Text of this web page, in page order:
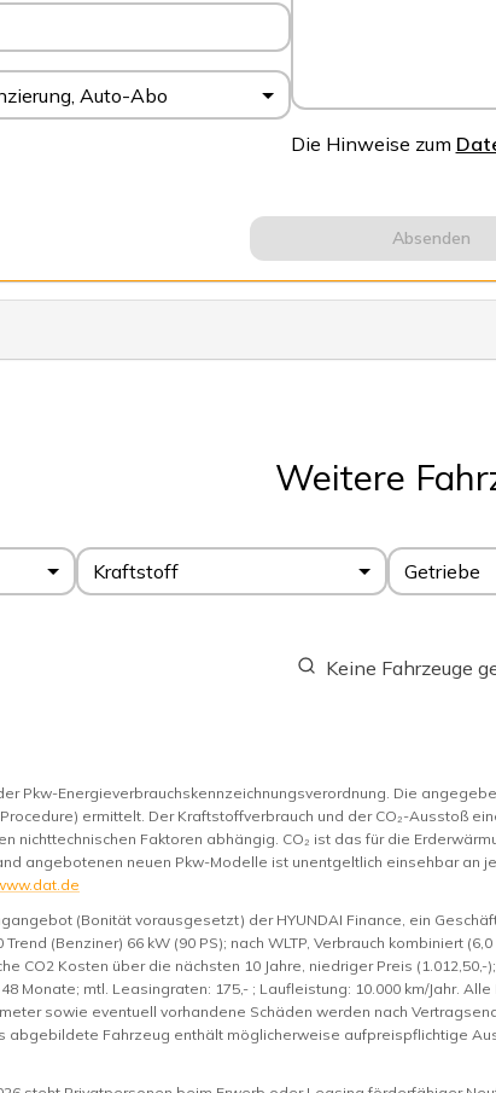
Auto-Abo
Die Hinweise zum
Absenden
Weitere
Kraftstoff Getriebe
Keine Fahrzeuge
Pkw-Energieverbrauchskennzeichnungsverordnung. Die
ermittelt. Der Kraftstoffverbrauch und der CO₂-Ausstoß
nichttechnischen Faktoren abhängig. CO₂ ist das für die
angebotenen neuen Pkw-Modelle ist unentgeltlich einsehbar
(Bonität vorausgesetzt) der HYUNDAI Finance, ein
(Benziner) 66 kW (90 PS); nach WLTP, Verbrauch kombiniert
CO2 Kosten über die nächsten 10 Jahre, niedriger Preis
Monate; mtl. Leasingraten: 175,- ; Laufleistung: 10.000 km/Jahr.
sowie eventuell vorhandene Schäden werden nach
abgebildete Fahrzeug enthält möglicherweise aufpreispflichtige